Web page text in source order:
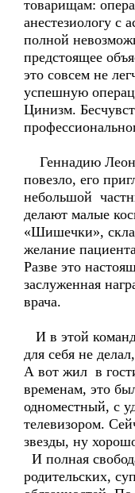
товарищам:
анестезиологу с
полной
предстоящее
это совсем не
успешную
Цинизм.
Геннадию
повезло, его
небольшой
делают малые
«Шишечки»,
желание
Разве это
заслуженная
врача.
И в этой
для себя не
А вот жил в
временам, это
одноместный, с
телевизором.
звезды, ну
И полная
родительских,